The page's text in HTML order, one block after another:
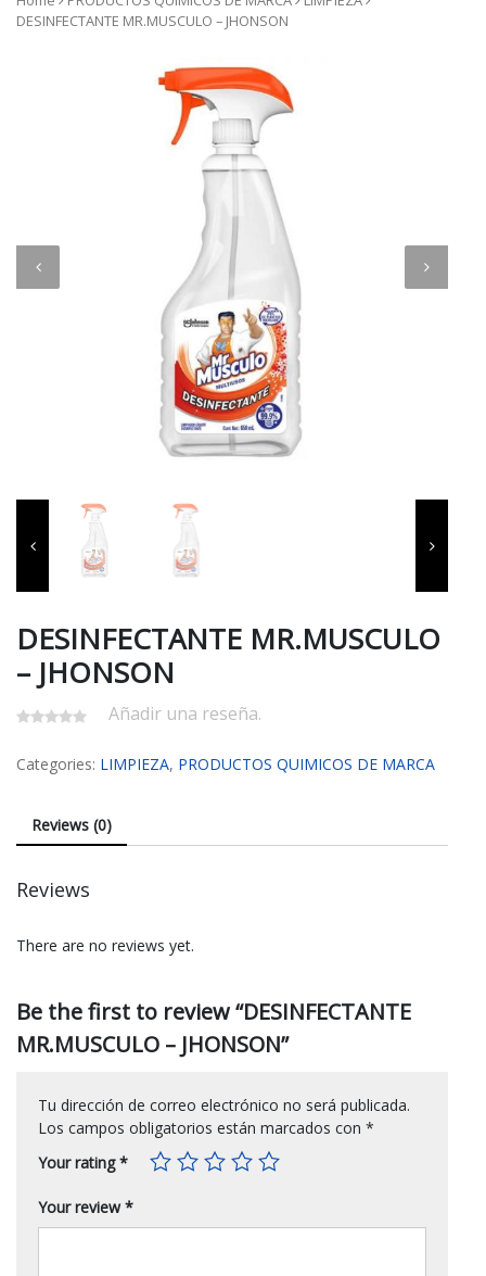
DESINFECTANTE MR.MUSCULO – JHONSON
DESINFECTANTE MR.MUSCULO
– JHONSON
Añadir una reseña.
Categories: LIMPIEZA, PRODUCTOS QUIMICOS DE MARCA
Reviews (0)
Reviews
There are no reviews yet.
Be the first to review “DESINFECTANTE
MR.MUSCULO – JHONSON”
Tu dirección de correo electrónico no será publicada.
Los campos obligatorios están marcados con *
Your rating*
Your review*